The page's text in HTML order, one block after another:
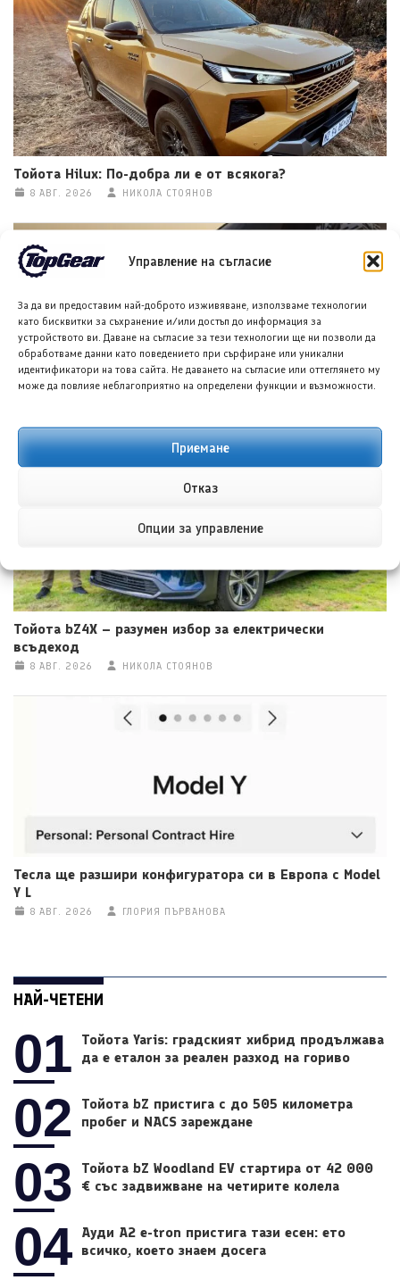
Управление на съгласие
За да ви предоставим най-доброто изживяване, използваме технологии
като бисквитки за съхранение и/или достъп до информация за
устройството ви. Даване на съгласие за тези технологии ще ни позволи да
обработваме данни като поведението при сърфиране или уникални
идентификатори на това сайта. Не даването на съгласие или оттеглянето му
може да повлияе неблагоприятно на определени функции и възможности.
Приемане
Отказ
Опции за управление
Тойота Hilux: По-добра ли е от всякога?
8 АВГ. 2026 НИКОЛА СТОЯНОВ
Тойота bZ4X – разумен избор за електрически
всъдеход
8 АВГ. 2026 НИКОЛА СТОЯНОВ
Тесла ще разшири конфигуратора си в Европа с Model
Y L
8 АВГ. 2026 ГЛОРИЯ ПЪРВАНОВА
НАЙ-ЧЕТЕНИ
01
Тойота Yaris: градският хибрид продължава
да е еталон за реален разход на гориво
02
Тойота bZ пристига с до 505 километра
пробег и NACS зареждане
03
Тойота bZ Woodland EV стартира от 42 000
€ със задвижване на четирите колела
04 Ауди A2 e-tron пристига тази есен: ето
всичко, което знаем досега